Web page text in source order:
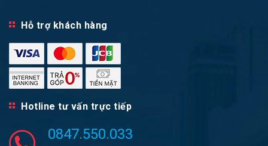
Hỗ trợ khách hàng
Hotline tư vấn trực tiếp
0847.550.033